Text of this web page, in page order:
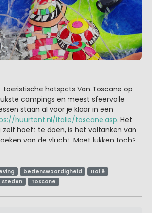
hotspots Van Toscane op
campings en meest sfeervolle
staan al voor je klaar in een
huurtent.nl/italie/toscane.asp. Het
zelf hoeft te doen, is het voltanken van
van de vlucht. Moet lukken toch?
bezienswaardigheid
Italië
steden Toscane